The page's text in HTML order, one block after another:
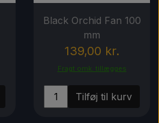
komponenter
RabatterBlack Orchid Fan 100
mm
139,00 kr.
Fragt omk. tillægges
Tilføj til kurv